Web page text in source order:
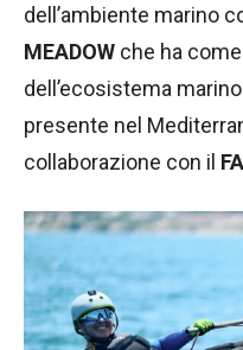
dell’ambiente marino
MEADOW che ha
dell’ecosistema
presente nel
collaborazione con il